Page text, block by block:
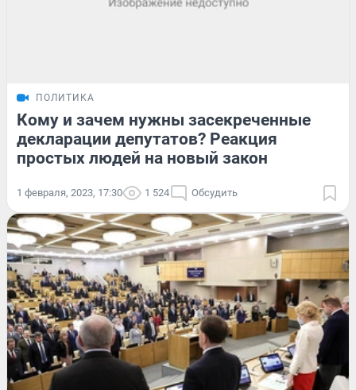
ПОЛИТИКА
Кому и зачем нужны засекреченные
декларации депутатов? Реакция
простых людей на новый закон
1 февраля, 2023, 17:30 1 524 Обсудить